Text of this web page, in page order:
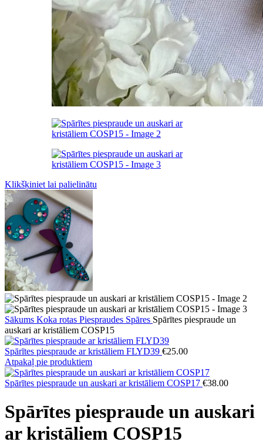
Klikšķiniet lai palielinātu
Sākums Koka rotas Piespraudes Spāres Spārītes piespraude un
auskari ar kristāliem COSP15
Spārītes piespraude ar kristāliem FLYD39 €25.00
Atpakaļ pie produktiem
Spārītes piespraude un auskari ar kristāliem COSP17 €38.00
Spārītes piespraude un auskari
ar kristāliem COSP15